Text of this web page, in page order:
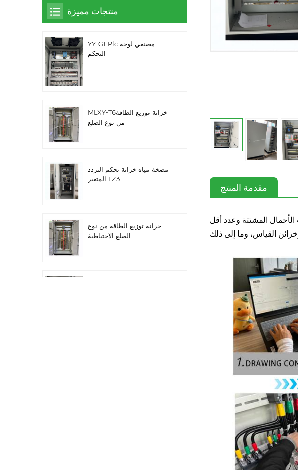
مقدمة المنتج
المشتتة وعدد أقل
القياس، وما إلى ذلك
منتجات مميزة
YY-G1 Plc مصنعي لوحة
التحكم
MLXY-T6خزانة توزيع الطاقة
من نوع الضلع
مضخة مياه خزانة تحكم التردد
المتغير LZ3
خزانة توزيع الطاقة من نوع
الضلع الاحتياطية